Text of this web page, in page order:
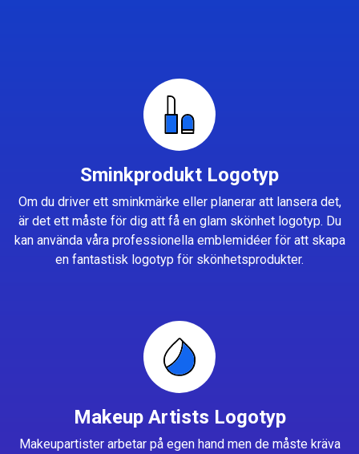
Sminkprodukt Logotyp
Om du driver ett sminkmärke eller planerar att lansera det,
är det ett måste för dig att få en glam skönhet logotyp. Du
kan använda våra professionella emblemidéer för att skapa
en fantastisk logotyp för skönhetsprodukter.
Makeup Artists Logotyp
Makeupartister arbetar på egen hand men de måste kräva